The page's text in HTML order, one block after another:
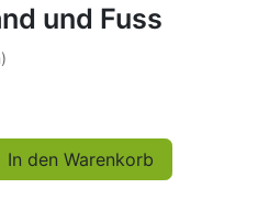
und Fuss
In den Warenkorb